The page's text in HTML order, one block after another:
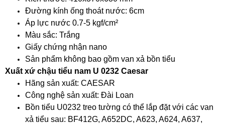
Đường kính ống thoát nước: 6cm
Áp lực nước 0.7-5 kgf/cm²
Màu sắc: Trắng
Giấy chứng nhận nano
Sản phẩm không bao gồm van xả bồn tiểu
Xuất xứ chậu tiểu nam U 0232 Caesar
Hãng sản xuất: CAESAR
Công nghệ sản xuất: Đài Loan
Bồn tiểu U0232 treo tường có thể lắp đặt với các van
xả tiểu sau: BF412G, A652DC, A623, A624, A637,